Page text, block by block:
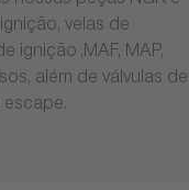
velas de
ignição ,MAF, MAP,
além de válvulas de